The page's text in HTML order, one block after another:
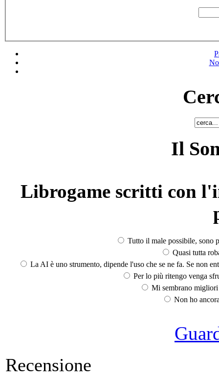
Il
Librogame scritti con
Tutto il male possibile, sono
Quasi tutta
La AI è uno strumento, dipende l'uso che se ne fa. Se non
Per lo più ritengo venga
Mi sembrano
Non ho
Recensione